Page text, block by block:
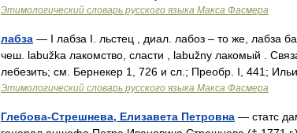
Этимологический словарь русского языка Макса Фасмера
лабза — I лабза I. льстец , диал. лабоз – то же, лабза
чеш. labužka лакомство, сласти , labužny лакомый .
лебезить; см. Бернекер 1, 726 и сл.; Преобр. I, 441;
Этимологический словарь русского языка Макса Фасмера
Глебова-Стрешнева, Елизавета Петровна — статс